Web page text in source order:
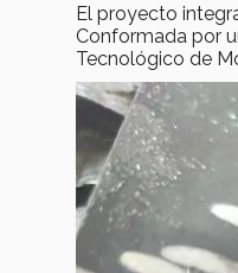
El proyecto
Conformada por
Tecnológico de